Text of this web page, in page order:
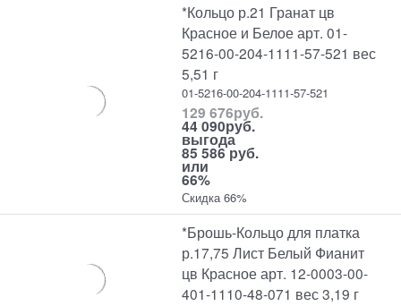
*Кольцо р.21 Гранат цв
Красное и Белое арт. 01-
5216-00-204-1111-57-521 вес
5,51 г
01-5216-00-204-1111-57-521
129 676руб.
44 090руб.
выгода
85 586 руб.
или
66%
Скидка 66%
*Брошь-Кольцо для платка
р.17,75 Лист Белый Фианит
цв Красное арт. 12-0003-00-
401-1110-48-071 вес 3,19 г